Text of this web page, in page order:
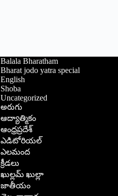
Balala Bharatham
Bharat jodo yatra special
English
Shoba
Uncategorized
అరుగు
ఆద్యాత్మికం
ఆంధ్రప్రదేశ్
ఎడిటోరియల్
ఎలమంద
క్రీడలు
ఖుల్లమ్ ఖుల్లా
జాతీయం